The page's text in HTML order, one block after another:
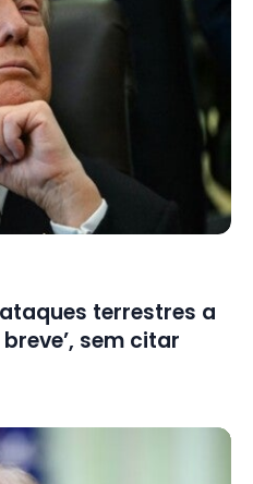
terrestres a
sem citar